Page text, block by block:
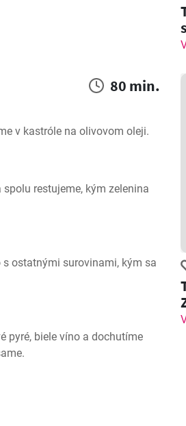
80 min.
v kastróle na olivovom oleji.
restujeme, kým zelenina
ostatnými surovinami, kým sa
pyré, biele víno a dochutíme